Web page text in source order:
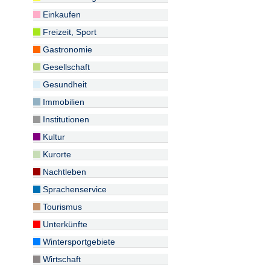
Einkaufen
Freizeit, Sport
Gastronomie
Gesellschaft
Gesundheit
Immobilien
Institutionen
Kultur
Kurorte
Nachtleben
Sprachenservice
Tourismus
Unterkünfte
Wintersportgebiete
Wirtschaft